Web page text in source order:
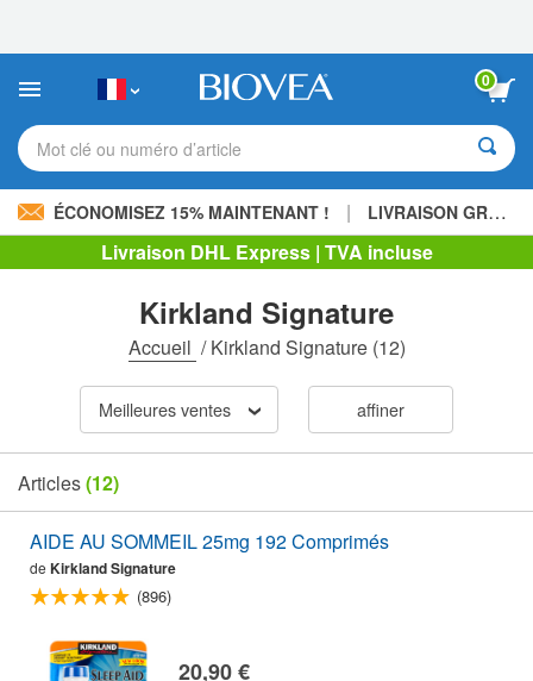
:
site
comprend
un
d'accessibilité.
0
Mot clé ou numéro d’article
ÉCONOMISEZ 15% MAINTENANT ! | LIVRAISON GRATUITE
Livraison DHL Express | TVA incluse
Kirkland Signature
Accueil /Kirkland Signature(12)
Meilleures ventes affiner
Articles(12)
AIDE AU SOMMEIL 25mg 192 Comprimés
de Kirkland Signature
(896)
20,90 €